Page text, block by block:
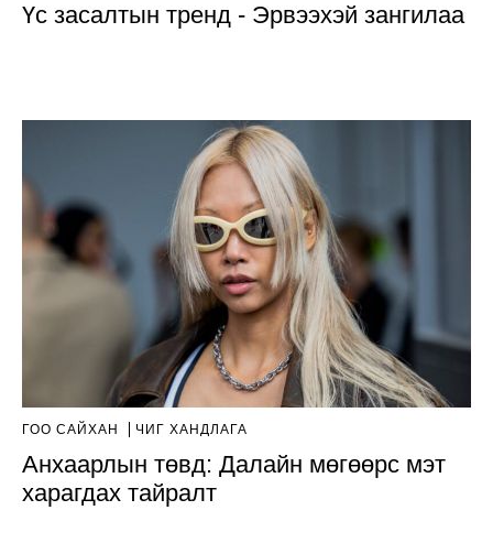
Үс засалтын тренд - Эрвээхэй зангилаа
ГОО САЙХАН ЧИГ ХАНДЛАГА
Анхаарлын төвд: Далайн мөгөөрс мэт
харагдах тайралт